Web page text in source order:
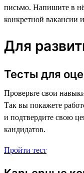
письмо. Напишите в
конкретной вакансии
Для
Тесты для
Проверьте свои
Так вы покажете
и подтвердите свою
кандидатов.
Пройти тест